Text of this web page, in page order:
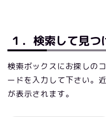
１．検索して見つ
検索ボックスにお探しの
ードを入力して下さい。
が表示されます。